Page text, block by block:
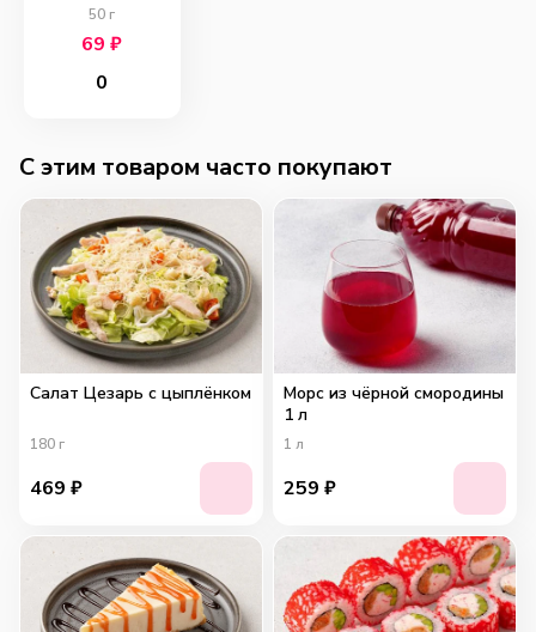
50 г
69₽
0
C этим товаром часто покупают
Салат Цезарь с цыплёнком
180 г
469 ₽
Морс из чёрной смородины
1 л
1 л
259 ₽